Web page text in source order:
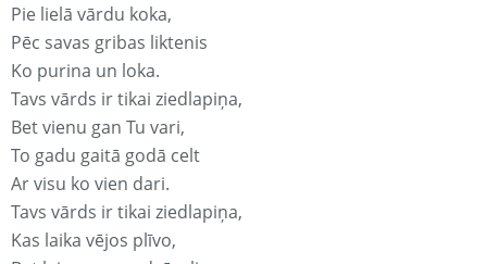
Pie lielā vārdu koka,
Pēc savas gribas liktenis
Ko purina un loka.
Tavs vārds ir tikai ziedlapiņa,
Bet vienu gan Tu vari,
To gadu gaitā godā celt
Ar visu ko vien dari.
Tavs vārds ir tikai ziedlapiņa,
Kas laika vējos plīvo,